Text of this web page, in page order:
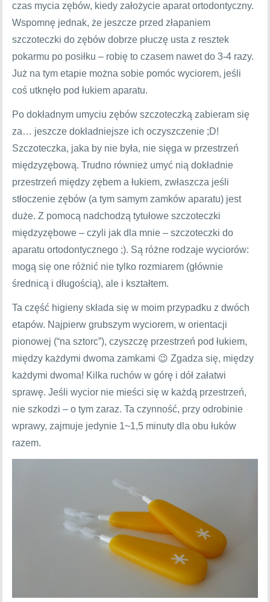
czas mycia zębów, kiedy założycie aparat ortodontyczny.
Wspomnę jednak, że jeszcze przed złapaniem
szczoteczki do zębów dobrze płuczę usta z resztek
pokarmu po posiłku – robię to czasem nawet do 3-4 razy.
Już na tym etapie można sobie pomóc wyciorem, jeśli
coś utknęło pod łukiem aparatu.
Po dokładnym umyciu zębów szczoteczką zabieram się
za… jeszcze dokładniejsze ich oczyszczenie ;D!
Szczoteczka, jaka by nie była, nie sięga w przestrzeń
międzyzębową. Trudno również umyć nią dokładnie
przestrzeń między zębem a łukiem, zwłaszcza jeśli
stłoczenie zębów (a tym samym zamków aparatu) jest
duże. Z pomocą nadchodzą tytułowe szczoteczki
międzyzębowe – czyli jak dla mnie – szczoteczki do
aparatu ortodontycznego ;). Są różne rodzaje wyciorów:
mogą się one różnić nie tylko rozmiarem (głównie
średnicą i długością), ale i kształtem.
Ta część higieny składa się w moim przypadku z dwóch
etapów. Najpierw grubszym wyciorem, w orientacji
pionowej (“na sztorc”), czyszczę przestrzeń pod łukiem,
między każdymi dwoma zamkami 😉 Zgadza się, między
każdymi dwoma! Kilka ruchów w górę i dół załatwi
sprawę. Jeśli wycior nie mieści się w każdą przestrzeń,
nie szkodzi – o tym zaraz. Ta czynność, przy odrobinie
wprawy, zajmuje jedynie 1~1,5 minuty dla obu łuków
razem.